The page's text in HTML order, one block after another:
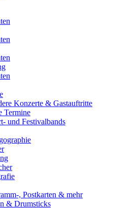
Konzerte & Gastauftritte
Termine
und Festivalbands
, Postkarten & mehr
& Drumsticks